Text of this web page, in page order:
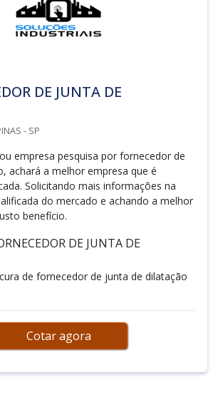
DE JUNTA DE
- SP
empresa pesquisa por fornecedor de
achará a melhor empresa que é
Solicitando mais informações na
do mercado e achando a melhor
benefício.
DE JUNTA DE
de fornecedor de junta de dilatação
Cotar agora